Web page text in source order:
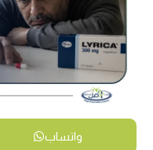
واتساب